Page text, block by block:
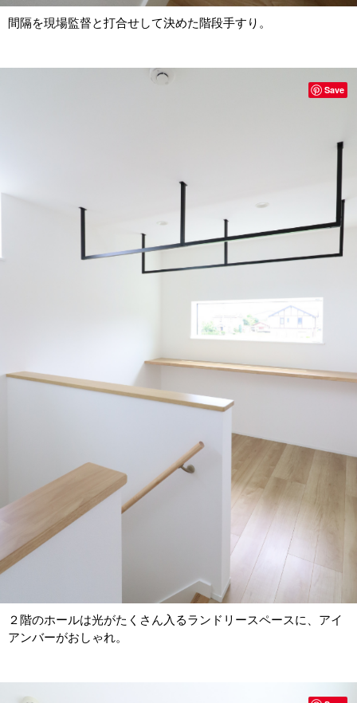
間隔を現場監督と打合せして決めた階段手すり。
２階のホールは光がたくさん入るランドリースペースに、アイ
アンバーがおしゃれ。
Save